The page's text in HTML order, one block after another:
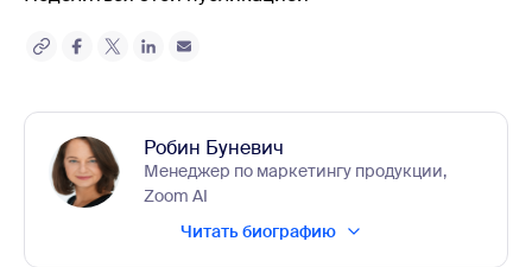
Робин Буневич
Менеджер по маркетингу продукции,
Zoom AI
Читать биографию